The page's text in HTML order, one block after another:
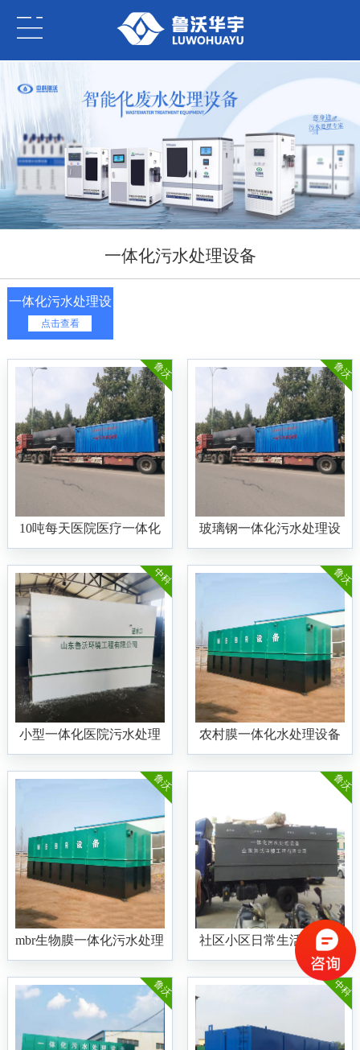
一体化污水处理设备
一体化污水处理设
备
点击查看
鲁沃
10吨每天医院医疗一体化
污水处理设备
鲁沃
玻璃钢一体化污水处理设
备
中科
小型一体化医院污水处理
设备
鲁沃
农村膜一体化水处理设备
鲁沃
mbr生物膜一体化污水处理
设备
鲁沃
社区小区日常生活一体化
污水处理设备
鲁沃 中科